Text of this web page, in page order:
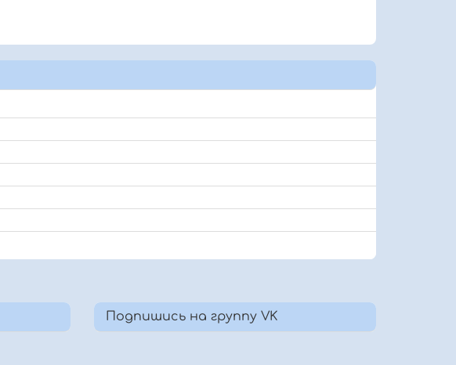
Подпишись на группу VK